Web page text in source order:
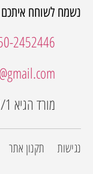
נשמח לשוחח איתכם
2452446
מורד הגיא 79/1, כרמיאל
נגישות תקנון אתר